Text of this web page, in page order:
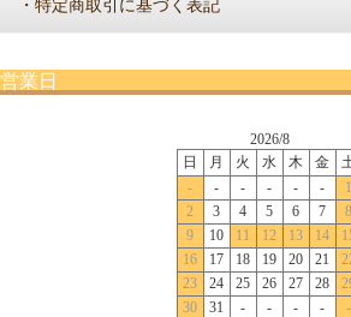
・ 特定商取引に基づく表記
営業日